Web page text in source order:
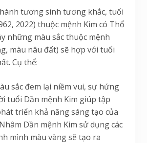
tương sinh tương khắc, tuổi
2022) thuộc mệnh Kim có Thổ
những màu sắc thuộc mệnh
màu nâu đất) sẽ hợp với tuổi
Cụ thể:
sắc đem lại niềm vui, sự hứng
tuổi Dần mệnh Kim giúp tập
triển khả năng sáng tạo của
Dần mệnh Kim sử dụng các
mình màu vàng sẽ tạo ra